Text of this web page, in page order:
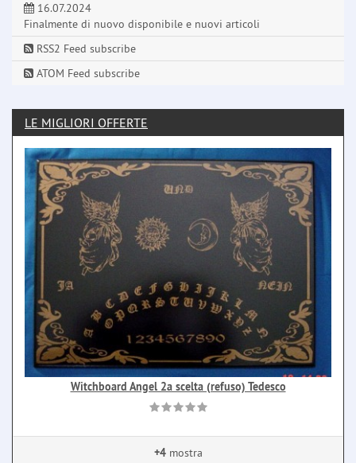
16.07.2024
Finalmente di nuovo disponibile e nuovi articoli
RSS2 Feed subscribe
ATOM Feed subscribe
LE MIGLIORI OFFERTE
Witchboard Angel 2a scelta (refuso) Tedesco
+4mostra